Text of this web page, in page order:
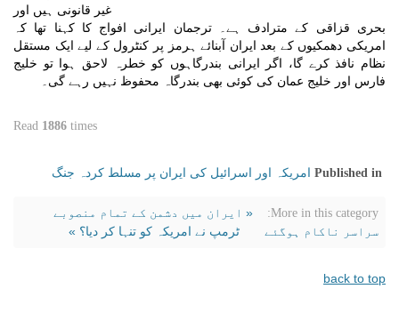
غیر قانونی ہیں اور
بحری قزاقی کے مترادف ہے۔ ترجمان ایرانی افواج کا کہنا تھا کہ
امریکی دھمکیوں کے بعد ایران آبنائے ہرمز پر کنٹرول کے لیے ایک مستقل
نظام نافذ کرے گا، اگر ایرانی بندرگاہوں کو خطرہ لاحق ہوا تو خلیج
فارس اور خلیج عمان کی کوئی بھی بندرگاہ محفوظ نہیں رہے گی۔
Read 1886 times
Published in امریکہ اور اسرائیل کی ایران پر مسلط کردہ جنگ
More in this category:
« ایران میں دشمن کے تمام منصوبے
سراسر ناکام ہوگئے
ٹرمپ نے امریکہ کو تنہا کر دیا؟ »
back to top